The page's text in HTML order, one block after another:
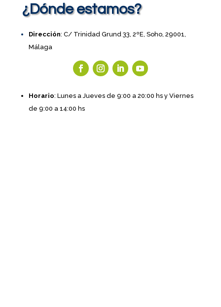
¿Dónde estamos?
Dirección: C/ Trinidad Grund 33, 2ºE, Soho, 29001,
Málaga
Horario: Lunes a Jueves de 9:00 a 20:00 hs y Viernes
de 9:00 a 14:00 hs